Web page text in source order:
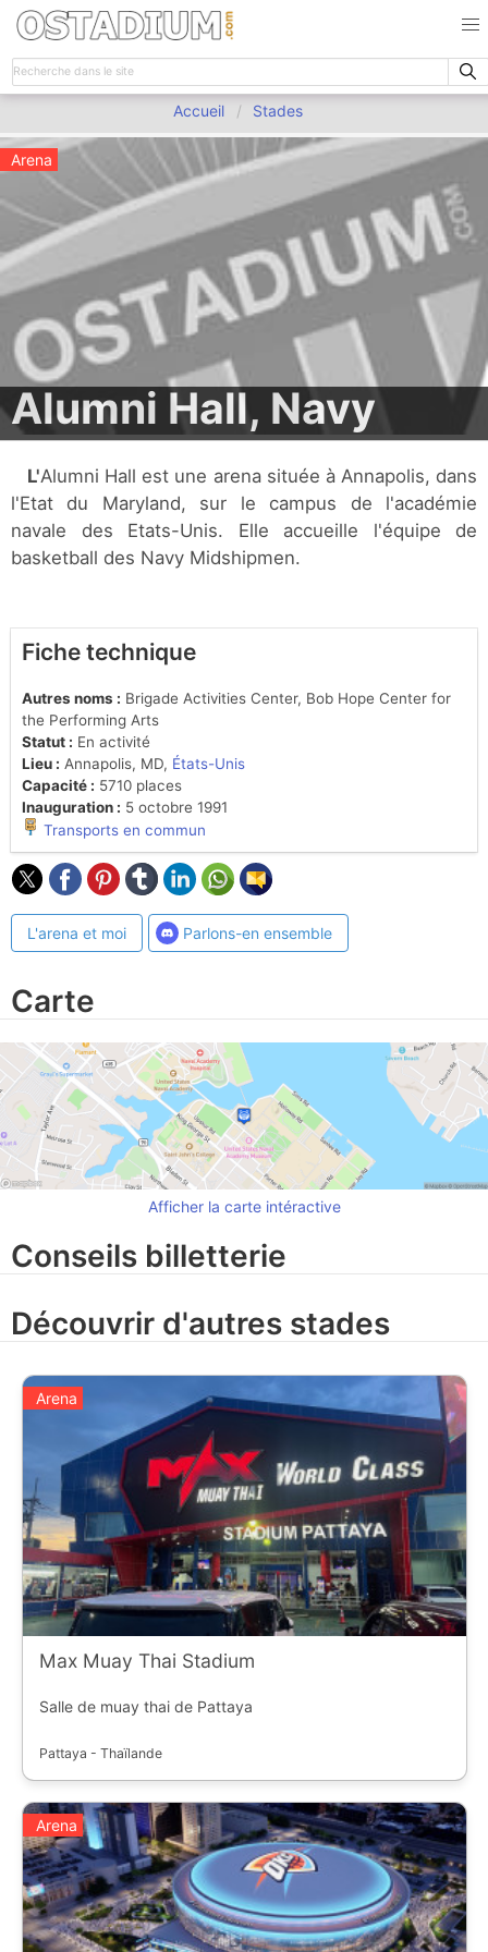
Accueil Stades
Arena
Alumni Hall, Navy
L'Alumni Hall est une arena située à Annapolis, dans
l'Etat du Maryland, sur le campus de l'académie
navale des Etats-Unis. Elle accueille l'équipe de
basketball des Navy Midshipmen.
Fiche technique
Autres noms : Brigade Activities Center, Bob Hope Center for
the Performing Arts
Statut : En activité
Lieu : Annapolis, MD, États-Unis
Capacité : 5710 places
Inauguration : 5 octobre 1991
Transports en commun
L'arena et moi Parlons-en ensemble
Carte
Afficher la carte intéractive
Conseils billetterie
Découvrir d'autres stades
Arena
Max Muay Thai Stadium
Salle de muay thai de Pattaya
Pattaya - Thaïlande
Arena